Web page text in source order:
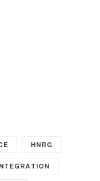
HNRG
INTEGRATION